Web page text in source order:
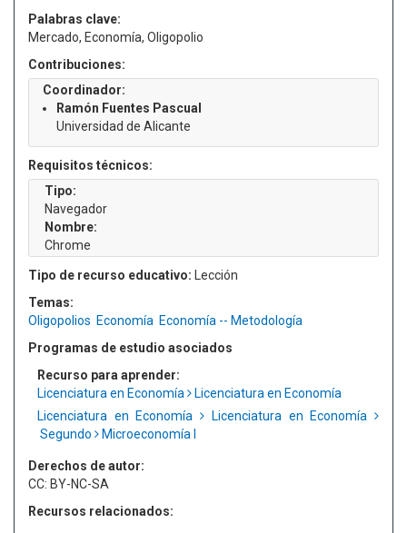
Palabras clave:
Mercado, Economía, Oligopolio
Contribuciones:
Coordinador:
Ramón Fuentes Pascual
Universidad de Alicante
Requisitos técnicos:
Tipo:
Navegador
Nombre:
Chrome
Tipo de recurso educativo: Lección
Temas:
Oligopolios Economía Economía -- Metodología
Programas de estudio asociados
Recurso para aprender:
Licenciatura en Economía
Licenciatura en Economía
Licenciatura en Economía
Licenciatura en Economía
Segundo
Microeconomía I
Derechos de autor:
CC: BY-NC-SA
Recursos relacionados: